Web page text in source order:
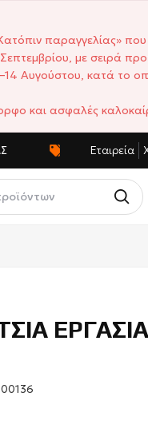
παραγγελίας»
με σειρά
Αυγούστου, κατά το
και ασφαλές
ΑΝΤΑΓΩΝΙΣΤΙΚΈΣ
Εταιρεία